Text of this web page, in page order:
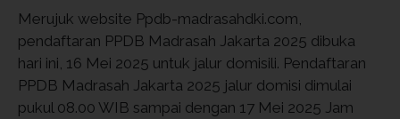
Merujuk website Ppdb-madrasahdki.com,
pendaftaran PPDB Madrasah Jakarta 2025 dibuka
hari ini, 16 Mei 2025 untuk jalur domisili. Pendaftaran
PPDB Madrasah Jakarta 2025 jalur domisi dimulai
pukul 08.00 WIB sampai dengan 17 Mei 2025 Jam